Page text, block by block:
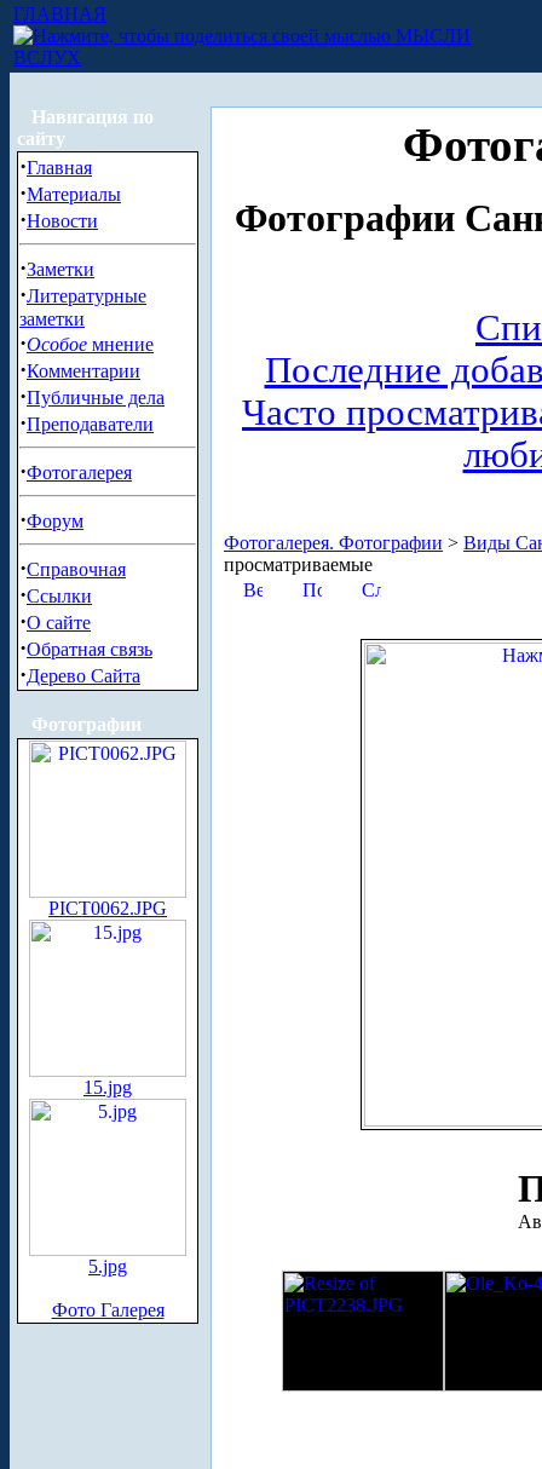
ГЛАВНАЯ
МЫСЛИ
ВСЛУХ
Навигация по
сайту
·Главная
·Материалы
·Новости
·Заметки
·Литературные
заметки
·Особое мнение
·Комментарии
·Публичные дела
·Преподаватели
·Фотогалерея
·Форум
·Справочная
·Ссылки
·О сайте
·Обратная связь
·Дерево Сайта
Фотографии
PICT0062.JPG
15.jpg
5.jpg
Фото Галерея
Фотографии
Последние
Часто
Фотогалерея. Фотографии > Виды
просматриваемые